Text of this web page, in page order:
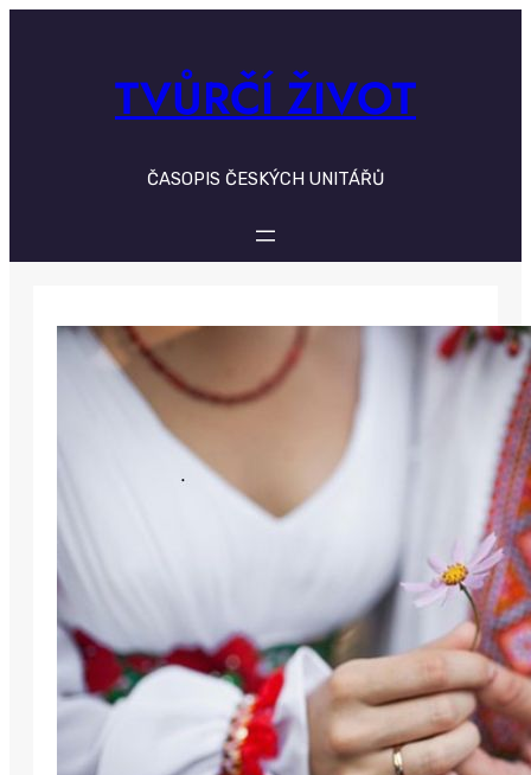
TVŮRČÍ ŽIVOT
ČASOPIS ČESKÝCH UNITÁŘŮ